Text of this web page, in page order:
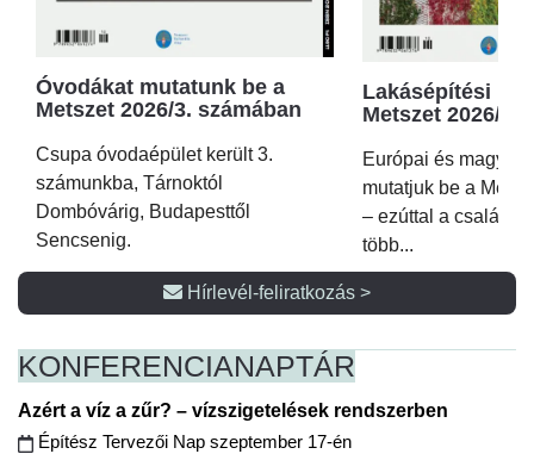
Óvodákat mutatunk be a
Metszet 2026/3. számában
Csupa óvodaépület került 3.
számunkba, Tárnoktól
Dombóvárig, Budapesttől
Sencsenig.
Lakásépítési
Metszet 2026/2.
Európai és magyar
mutatjuk be a
– ezúttal a családi
több...
Hírlevél-feliratkozás >
KONFERENCIANAPTÁR
Azért a víz a zűr? – vízszigetelések rendszerben
Építész Tervezői Nap szeptember 17-én